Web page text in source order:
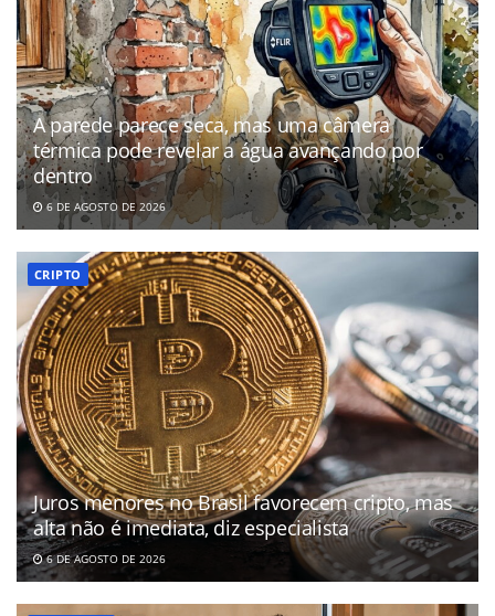
A parede parece seca, mas uma câmera
térmica pode revelar a água avançando por
dentro
6 DE AGOSTO DE 2026
CRIPTO
Juros menores no Brasil favorecem cripto, mas
alta não é imediata, diz especialista
6 DE AGOSTO DE 2026